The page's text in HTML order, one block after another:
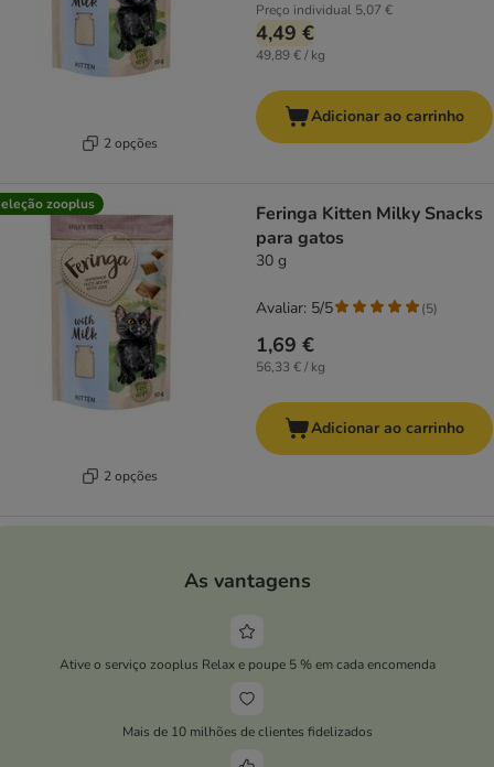
2 opções
Preço individual 5,07 €
4,49 €
49,89 € / kg
Adicionar ao carrinho
zooplus
2 opções
Feringa Kitten Milky Snacks
para gatos
30 g
1,69 €
56,33 € / kg
Avaliar: 5/5 (5)
Adicionar ao carrinho
As vantagens
Ative o serviço zooplus Relax e poupe 5 % em cada encomenda
Mais de 10 milhões de clientes fidelizados